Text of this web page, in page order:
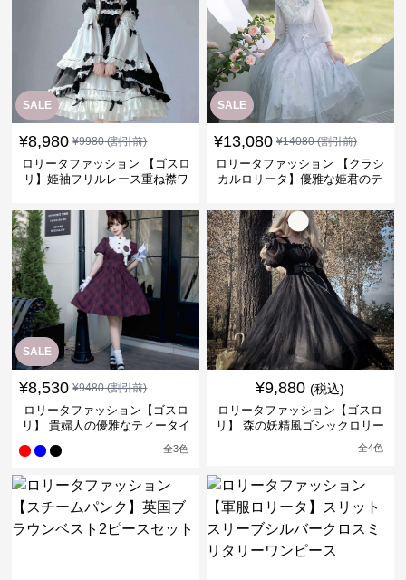
SALE
¥8,980 ¥9980(割引前)
ロリータファッション 【ゴスロ
リ】姫袖フリルレース重ね襟ワ
SALE
¥13,080 ¥14080(割引前)
ロリータファッション 【クラシ
カルロリータ】優雅な姫君のテ
SALE
¥8,530 ¥9480(割引前)
ロリータファッション【ゴスロ
リ】 貴婦人の優雅なティータイ
全3色
¥9,880 (税込)
ロリータファッション【ゴスロ
リ】 森の妖精風ゴシックロリー
全4色